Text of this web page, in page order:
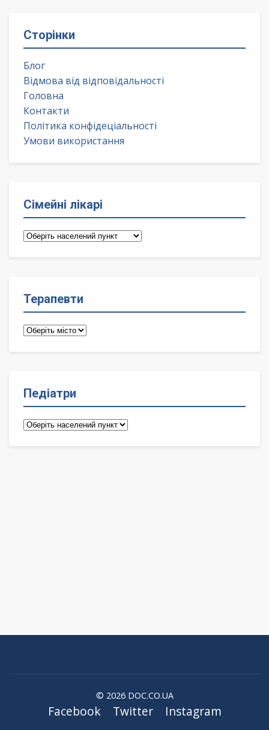
Сторінки
Блог
Відмова від відповідальності
Головна
Контакти
Політика конфідеціальності
Умови використання
Сімейні лікарі
Сімейні
Терапевти
Терапевти
Педіатри
Педіатри
© 2026 DOC.CO.UA
Facebook Twitter Instagram